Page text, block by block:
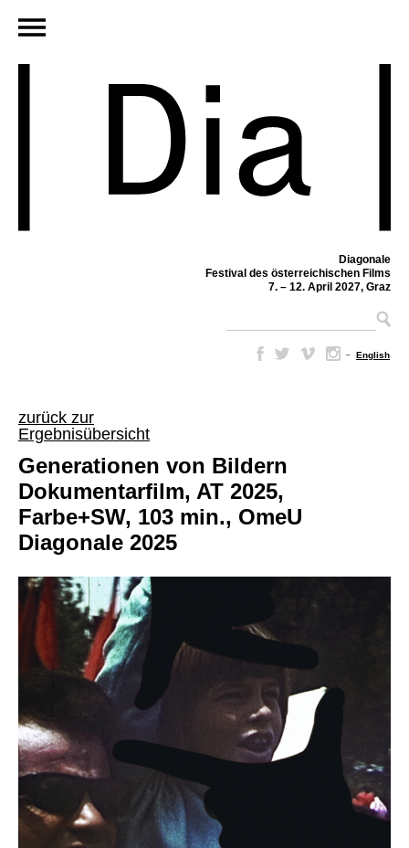
Diagonale
Festival des österreichischen Films
7. – 12. April 2027, Graz
– English
zurück zur
Ergebnisübersicht
Generationen von Bildern
Dokumentarfilm, AT 2025,
Farbe+SW, 103 min., OmeU
Diagonale 2025